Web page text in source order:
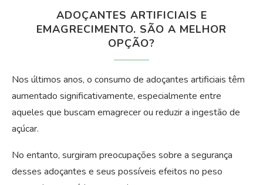
ADOÇANTES ARTIFICIAIS E
EMAGRECIMENTO. SÃO A MELHOR
OPÇÃO?
Nos últimos anos, o consumo de adoçantes artificiais têm
aumentado significativamente, especialmente entre
aqueles que buscam emagrecer ou reduzir a ingestão de
açúcar.
No entanto, surgiram preocupações sobre a segurança
desses adoçantes e seus possíveis efeitos no peso